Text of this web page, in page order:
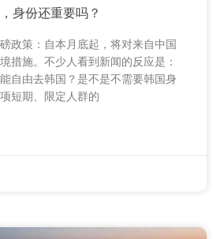
身份还重要吗？
政策：自本月底起，将对来自中国
措施。不少人看到新闻的反应是：
自由去韩国？是不是不需要韩国身
短期、限定人群的